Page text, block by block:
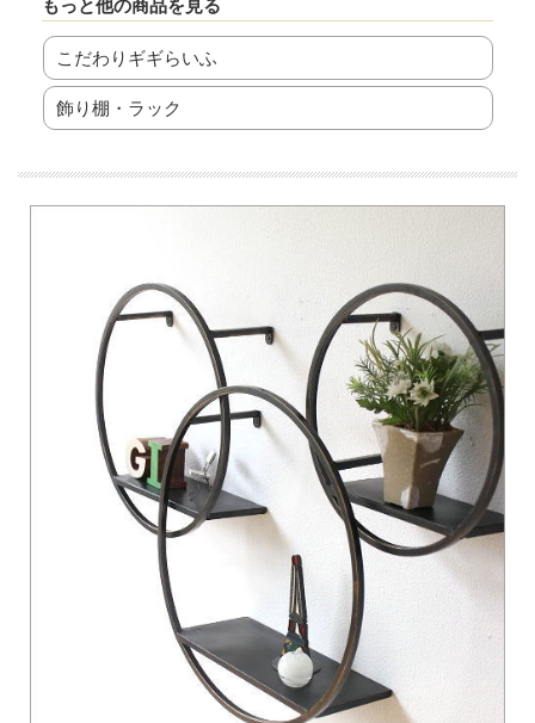
もっと他の商品を見る
こだわりギギらいふ
飾り棚・ラック